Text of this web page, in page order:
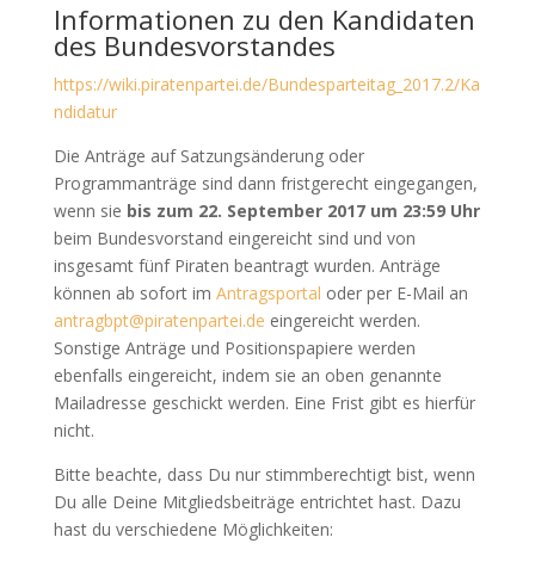
Informationen zu den Kandidaten
des Bundesvorstandes
https://wiki.piratenpartei.de/Bundesparteitag_2017.2/Ka
ndidatur
Die Anträge auf Satzungsänderung oder
Programmanträge sind dann fristgerecht eingegangen,
wenn sie bis zum 22. September 2017 um 23:59 Uhr
beim Bundesvorstand eingereicht sind und von
insgesamt fünf Piraten beantragt wurden. Anträge
können ab sofort im Antragsportal oder per E-Mail an
antragbpt@piratenpartei.de eingereicht werden.
Sonstige Anträge und Positionspapiere werden
ebenfalls eingereicht, indem sie an oben genannte
Mailadresse geschickt werden. Eine Frist gibt es hierfür
nicht.
Bitte beachte, dass Du nur stimmberechtigt bist, wenn
Du alle Deine Mitgliedsbeiträge entrichtet hast. Dazu
hast du verschiedene Möglichkeiten: